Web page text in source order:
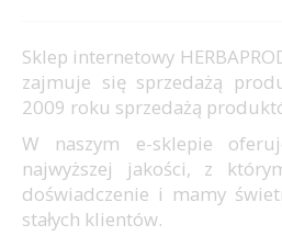
Sklep internetowy
zajmuje się sprzedażą
2009 roku sprzedażą
W naszym e-sklepie
najwyższej jakości, z
doświadczenie i mamy
stałych klientów.